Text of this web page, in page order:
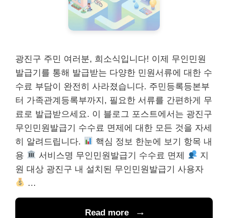
광진구 주민 여러분, 희소식입니다! 이제 무인민원
발급기를 통해 발급받는 다양한 민원서류에 대한 수
수료 부담이 완전히 사라졌습니다. 주민등록등본부
터 가족관계등록부까지, 필요한 서류를 간편하게 무
료로 발급받으세요. 이 블로그 포스트에서는 광진구
무인민원발급기 수수료 면제에 대한 모든 것을 자세
히 알려드립니다.
핵심 정보 한눈에 보기 항목 내
용
서비스명 무인민원발급기 수수료 면제
지
원 대상 광진구 내 설치된 무인민원발급기 사용자
…
Read more